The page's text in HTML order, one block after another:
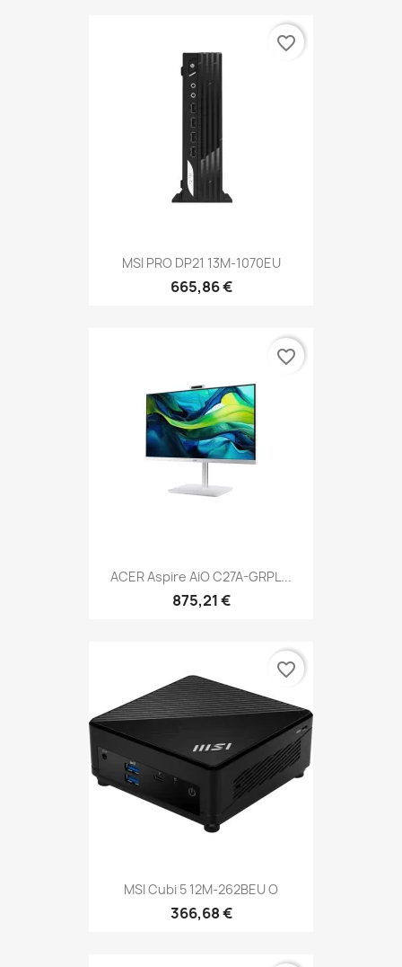
MSI PRO DP21 13M-1070EU
665,86 €
favorite_border
ACER Aspire AiO C27A-GRPL...
875,21 €
favorite_border
MSI Cubi 5 12M-262BEU O
366,68 €
favorite_border